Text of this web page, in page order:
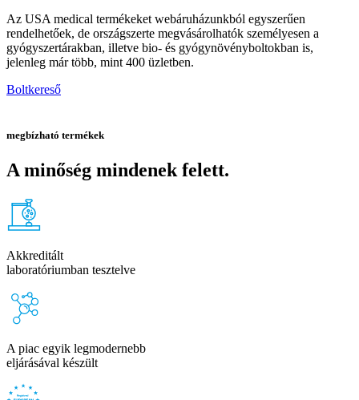
Az USA medical termékeket webáruházunkból egyszerűen
rendelhetőek, de országszerte megvásárolhatók személyesen a
gyógyszertárakban, illetve bio- és gyógynövényboltokban is,
jelenleg már több, mint 400 üzletben.
Boltkereső
megbízható termékek
A minőség mindenek felett.
Akkreditált
laboratóriumban tesztelve
A piac egyik legmodernebb
eljárásával készült